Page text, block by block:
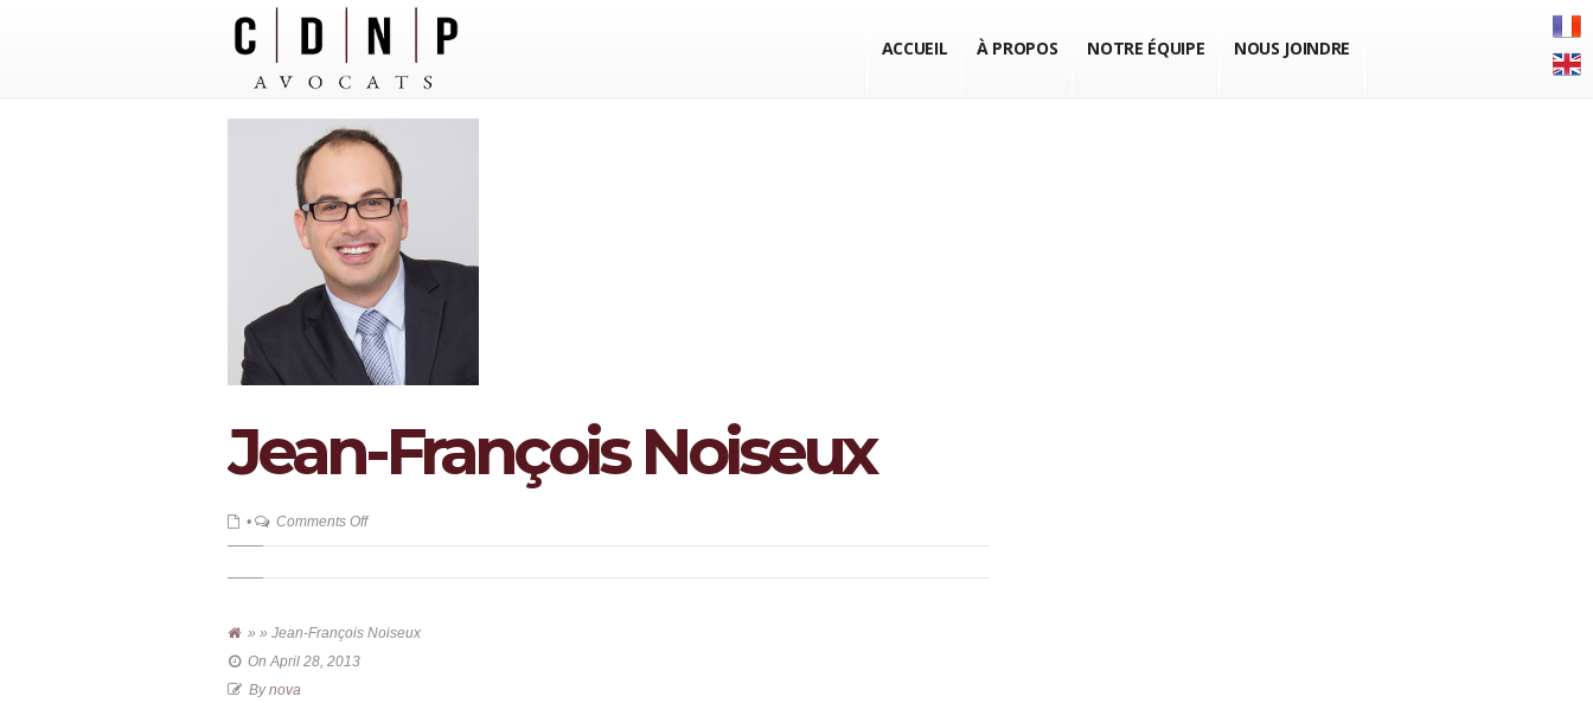
ACCUEIL À PROPOS NOTRE ÉQUIPE NOUS JOINDRE
Jean-François Noiseux
• Comments Offon
Jean-
François
» » Jean-François Noiseux
On April 28, 2013
By nova